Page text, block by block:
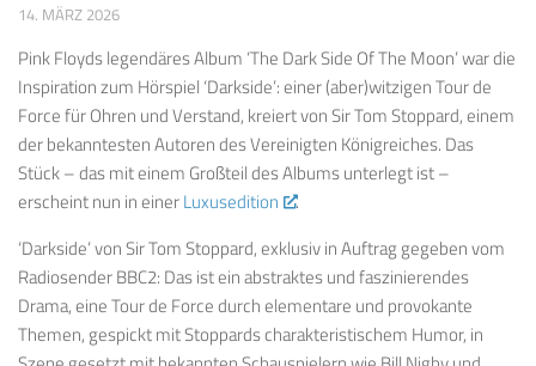
14. MÄRZ 2026
Pink Floyds legendäres Album ‘The Dark Side Of The Moon’ war die
Inspiration zum Hörspiel ‘Darkside’: einer (aber)witzigen Tour de
Force für Ohren und Verstand, kreiert von Sir Tom Stoppard, einem
der bekanntesten Autoren des Vereinigten Königreiches. Das
Stück – das mit einem Großteil des Albums unterlegt ist –
erscheint nun in einerLuxusedition
.
‘Darkside’ von Sir Tom Stoppard, exklusiv in Auftrag gegeben vom
Radiosender BBC2: Das ist ein abstraktes und faszinierendes
Drama, eine Tour de Force durch elementare und provokante
Themen, gespickt mit Stoppards charakteristischem Humor, in